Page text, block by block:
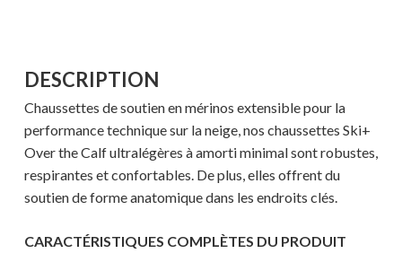
DESCRIPTION
Chaussettes de soutien en mérinos extensible pour la
performance technique sur la neige, nos chaussettes Ski+
Over the Calf ultralégères à amorti minimal sont robustes,
respirantes et confortables. De plus, elles offrent du
soutien de forme anatomique dans les endroits clés.
CARACTÉRISTIQUES COMPLÈTES DU PRODUIT